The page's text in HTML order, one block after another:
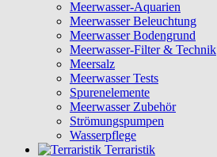
Meerwasser-Aquarien
Meerwasser Beleuchtung
Meerwasser Bodengrund
Meerwasser-Filter & Technik
Meersalz
Meerwasser Tests
Spurenelemente
Meerwasser Zubehör
Strömungspumpen
Wasserpflege
Terraristik